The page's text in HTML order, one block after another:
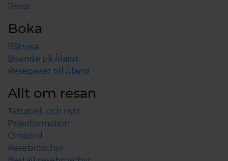
Press
Boka
Båtresa
Boende på Åland
Resepaket till Åland
Allt om resan
Tidtabell och rutt
Prisinformation
Ombord
Resebroschyr